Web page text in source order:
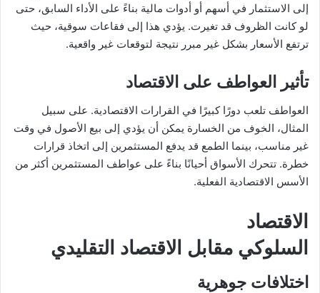
إلى الاستثمار في أسهم أو أدوات مالية بناءً على الأداء السابق، حتى
لو كانت الظروف قد تغيرت. يؤدي هذا إلى فقاعات سوقية، حيث
ترتفع الأسعار بشكل غير مبرر نتيجة لتوقعات غير واقعية.
تأثير العواطف على الاقتصاد
العواطف تلعب دورًا كبيرًا في القرارات الاقتصادية. على سبيل
المثال، الخوف من الخسارة يمكن أن يؤدي إلى بيع الأصول في وقت
غير مناسب، بينما الطمع قد يدفع المستثمرين إلى اتخاذ قرارات
خطرة. تتحرك الأسواق أحيانًا بناءً على عواطف المستثمرين أكثر من
الأسس الاقتصادية الفعلية.
الاقتصاد
السلوكي مقابل الاقتصاد التقليدي
اختلافات جوهرية